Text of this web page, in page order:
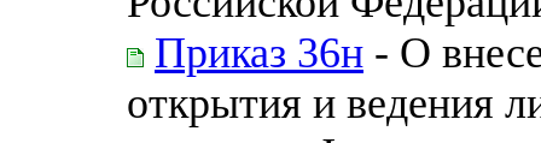
Приказ 36н - О
открытия и ведения